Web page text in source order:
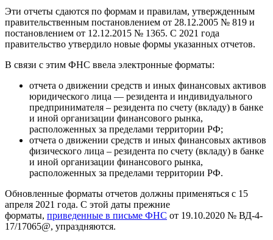
Эти отчеты сдаются по формам и правилам, утвержденным
правительственным постановлением от 28.12.2005 № 819 и
постановлением от 12.12.2015 № 1365. С 2021 года
правительство утвердило новые формы указанных отчетов.
В связи с этим ФНС ввела электронные форматы:
отчета о движении средств и иных финансовых активов
юридического лица — резидента и индивидуального
предпринимателя – резидента по счету (вкладу) в банке
и иной организации финансового рынка,
расположенных за пределами территории РФ;
отчета о движении средств и иных финансовых активов
физического лица – резидента по счету (вкладу) в банке
и иной организации финансового рынка,
расположенных за пределами территории РФ.
Обновленные форматы отчетов должны применяться с 15
апреля 2021 года. С этой даты прежние
форматы, приведенные в письме ФНС от 19.10.2020 № ВД-4-
17/17065@, упраздняются.